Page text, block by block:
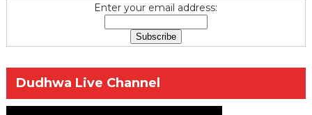
Enter your email address:
Dudhwa Live Channel